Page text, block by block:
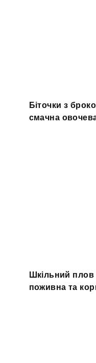
Біточки з
смачна
Шкільний плов
поживна та